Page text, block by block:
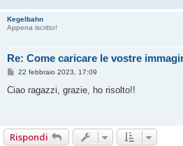
Kegelbahn
Appena iscritto!
Re: Come caricare le vostre
M
s
i
o
22 febbraio 2023, 17:09
Ciao ragazzi, grazie, ho risolto!!
Rispondi